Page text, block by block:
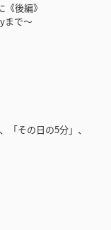
後編》
まで～
その日の5分」、